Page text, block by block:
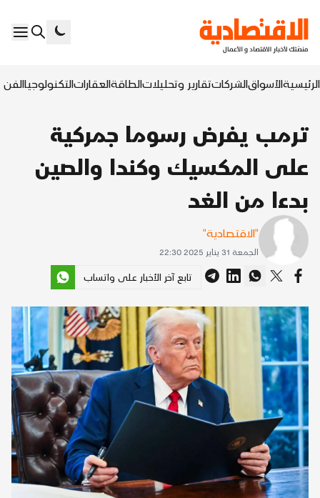
الرئيسيةالأسواقالشركاتتقارير وتحليلاتالطاقةالعقاراتالتكنولوجياالفن
ترمب يفرض رسوما جمركية
على المكسيك وكندا والصين
بدءا من الغد
"الاقتصادية"
الجمعة 31 يناير 2025 22:30
تابع آخر الأخبار على واتساب